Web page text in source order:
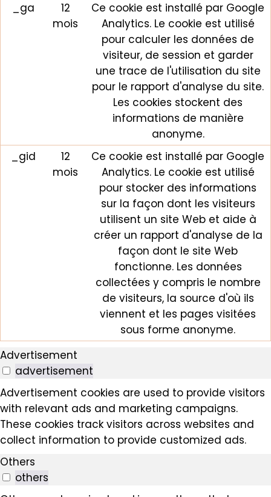
_ga
12
mois
Ce cookie est installé par Google
Analytics. Le cookie est utilisé
pour calculer les données de
visiteur, de session et garder
une trace de l'utilisation du site
pour le rapport d'analyse du site.
Les cookies stockent des
informations de manière
anonyme.
_gid
12
mois
Ce cookie est installé par Google
Analytics. Le cookie est utilisé
pour stocker des informations
sur la façon dont les visiteurs
utilisent un site Web et aide à
créer un rapport d'analyse de la
façon dont le site Web
fonctionne. Les données
collectées y compris le nombre
de visiteurs, la source d'où ils
viennent et les pages visitées
sous forme anonyme.
Advertisement
advertisement
Advertisement cookies are used to provide visitors
with relevant ads and marketing campaigns.
These cookies track visitors across websites and
collect information to provide customized ads.
Others
others